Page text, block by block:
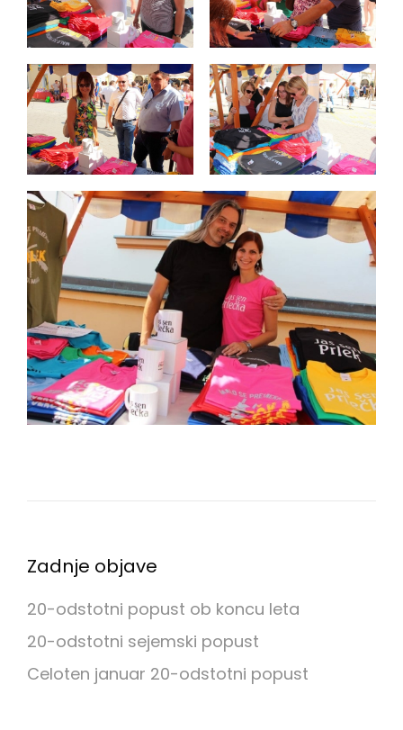
8
-
0
4
2
3
:
1
2
:
4
5
+
0
2
:
g
Zadnje objave
20-odstotni popust ob koncu leta
20-odstotni sejemski popust
Celoten januar 20-odstotni popust